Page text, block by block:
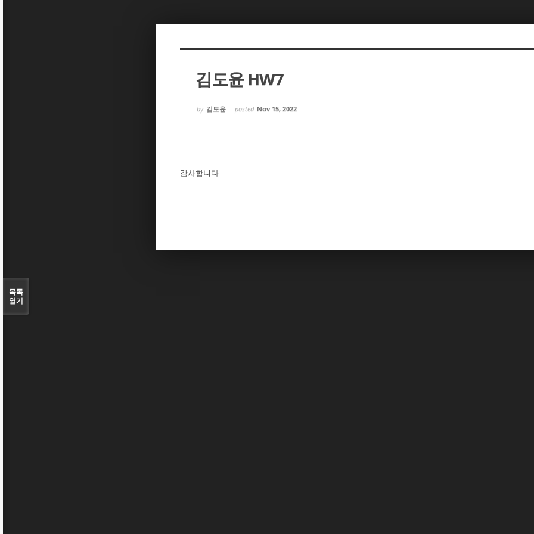
김도윤 HW7
by 김도윤 posted Nov 15, 2022
감사합니다
목록
열기
Sketchbook5, 스케치북5
Sketchbook5, 스케치북5
Sketchbook5, 스케치북5
Sketchbook5, 스케치북5